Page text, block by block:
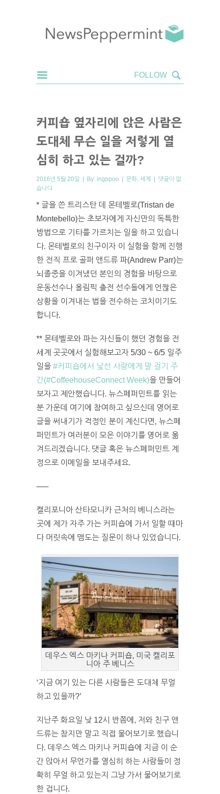
커피숍 옆자리에 앉은 사람은
도대체 무슨 일을 저렇게 열
심히 하고 있는 걸까?
2016년 5월 20일 | By: ingppoo | 문화 세계 | 댓글이 없
습니다
* 글을 쓴 트리스탄 데 몬테벨로(Tristan de
Montebello)는 초보자에게 자신만의 독특한
방법으로 기타를 가르치는 일을 하고 있습니
다. 몬테벨로의 친구이자 이 실험을 함께 진행
한 전직 프로 골퍼 앤드류 파(Andrew Parr)는
뇌졸중을 이겨냈던 본인의 경험을 바탕으로
운동선수나 올림픽 출전 선수들에게 언짢은
상황을 이겨내는 법을 전수하는 코치이기도
합니다.
** 몬테벨로와 파는 자신들이 했던 경험을 전
세계 곳곳에서 실험해보고자 5/30 ~ 6/5 일주
일을 #커피숍에서 낯선 사람에게 말 걸기 주
간(#CoffeehouseConnect Week)을 만들어
보자고 제안했습니다. 뉴스페퍼민트를 읽는
분 가운데 여기에 참여하고 싶으신데 영어로
글을 써내기가 걱정인 분이 계신다면, 뉴스페
퍼민트가 여러분이 모은 이야기를 영어로 옮
겨드리겠습니다. 댓글 혹은 뉴스페퍼민트 계
정으로 이메일을 보내주세요.
—–
캘리포니아 산타모니카 근처의 베니스라는
곳에 제가 자주 가는 커피숍에 가서 일할 때마
다 머릿속에 맴도는 질문이 하나 있었습니다.
데우스 엑스 마키나 커피숍, 미국 캘리포
니아 주 베니스
‘지금 여기 있는 다른 사람들은 도대체 무얼
하고 있을까?’
지난주 화요일 낮 12시 반쯤에, 저와 친구 앤
드류는 참지만 말고 직접 물어보기로 했습니
다. 데우스 엑스 마키나 커피숍에 지금 이 순
간 앉아서 무언가를 열심히 하는 사람들이 정
확히 무얼 하고 있는지 그냥 가서 물어보기로
한 겁니다.